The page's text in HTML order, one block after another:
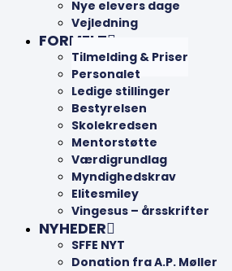
Nye elevers dage
Vejledning
FORMELT
Tilmelding & Priser
Personalet
Ledige stillinger
Bestyrelsen
Skolekredsen
Mentorstøtte
Værdigrundlag
Myndighedskrav
Elitesmiley
Vingesus – årsskrifter
NYHEDER
SFFE NYT
Donation fra A.P. Møller